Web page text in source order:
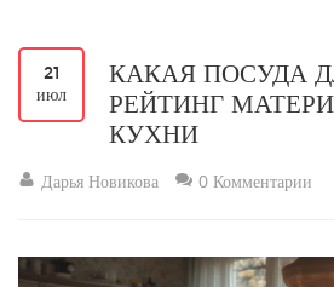
21
июл
КАКАЯ ПОСУДА
РЕЙТИНГ
КУХНИ
Дарья Новикова 0 Комментарии